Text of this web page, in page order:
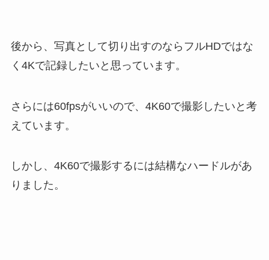
後から、写真として切り出すのならフルHDではな
く4Kで記録したいと思っています。
さらには60fpsがいいので、4K60で撮影したいと考
えています。
しかし、4K60で撮影するには結構なハードルがあ
りました。